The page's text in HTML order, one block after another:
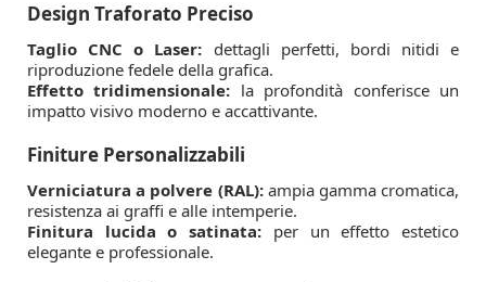
Design Traforato Preciso
Taglio CNC o Laser: dettagli perfetti, bordi nitidi e
riproduzione fedele della grafica.
Effetto tridimensionale: la profondità conferisce un
impatto visivo moderno e accattivante.
Finiture Personalizzabili
Verniciatura a polvere (RAL):ampia gamma cromatica,
resistenza ai graffi e alle intemperie.
Finitura lucida o satinata: per un effetto estetico
elegante e professionale.